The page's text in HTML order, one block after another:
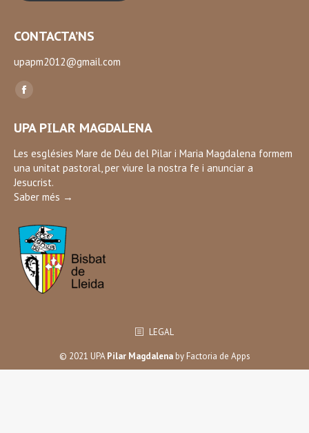
CONTACTA’NS
upapm2012@gmail.com
Find us on:
Facebook
opens
in
new
window
UPA PILAR MAGDALENA
Les esglésies Mare de Déu del Pilar i Maria Magdalena formem
una unitat pastoral, per viure la nostra fe i anunciar a
Jesucrist.
Saber més →
LEGAL
© 2021 UPAPilar Magdalenaby Factoria de Apps